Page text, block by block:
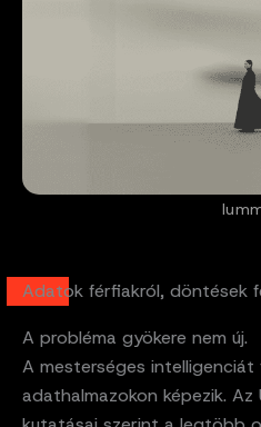
Adatok férfiakról, döntések
A probléma gyökere nem új.
A mesterséges
adathalmazokon képezik. Az